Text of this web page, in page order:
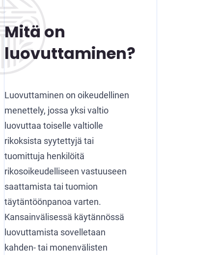
Mitä on
luovuttaminen?
Luovuttaminen on oikeudellinen
menettely, jossa yksi valtio
luovuttaa toiselle valtiolle
rikoksista syytettyjä tai
tuomittuja henkilöitä
rikosoikeudelliseen vastuuseen
saattamista tai tuomion
täytäntöönpanoa varten.
Kansainvälisessä käytännössä
luovuttamista sovelletaan
kahden- tai monenvälisten